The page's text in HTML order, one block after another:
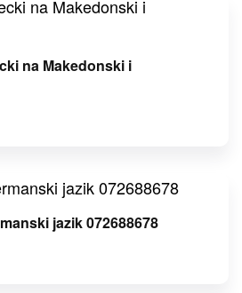
na Makedonski i
jazik 072688678